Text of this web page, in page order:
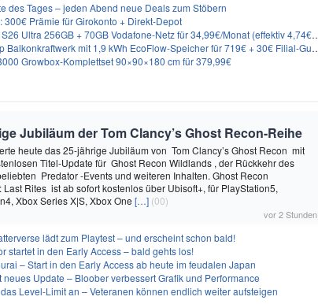
des Tages – jeden Abend neue Deals zum Stöbern
300€ Prämie für Girokonto + Direkt-Depot
Ultra 256GB + 70GB Vodafone-Netz für 34,99€/Monat (effektiv 4,74€/Monat)
mit 1,9 kWh EcoFlow-Speicher für 719€ + 30€ Filial-Gutschein
Growbox-Komplettset 90×90×180 cm für 379,99€
Jubiläum der Tom Clancy’s Ghost Recon-Reihe
heute das 25-jährige Jubiläum von Tom Clancy’s Ghost Recon mit
Titel-Update für Ghost Recon Wildlands , der Rückkehr des
Predator -Events und weiteren Inhalten. Ghost Recon
Last Rites ist ab sofort kostenlos über Ubisoft+, für PlayStation5,
Xbox Series X|S, Xbox One […] (00)
vor 2 Stunden
lädt zum Playtest – und erscheint schon bald!
startet in den Early Access – bald gehts los!
– Start in den Early Access ab heute im feudalen Japan
Update – Bloober verbessert Grafik und Performance
Level-Limit an – Veteranen können endlich weiter aufsteigen